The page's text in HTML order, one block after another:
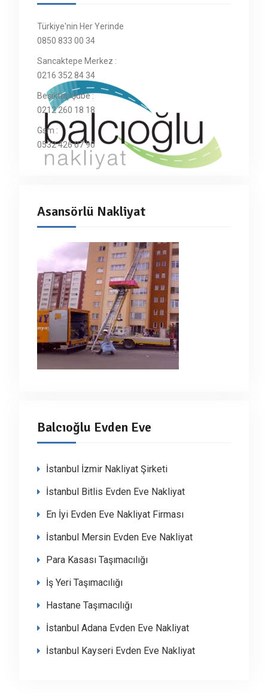
Türkiye'nin Her Yerinde
0850 833 00 34
Sancaktepe Merkez :
0216 352 84 34
Beşiktaş Şube :
0212 260 18 18
Gsm :
0532 426 07 90
Asansörlü Nakliyat
Balcıoğlu Evden Eve
İstanbul İzmir Nakliyat Şirketi
İstanbul Bitlis Evden Eve Nakliyat
En İyi Evden Eve Nakliyat Firması
İstanbul Mersin Evden Eve Nakliyat
Para Kasası Taşımacılığı
İş Yeri Taşımacılığı
Hastane Taşımacılığı
İstanbul Adana Evden Eve Nakliyat
İstanbul Kayseri Evden Eve Nakliyat